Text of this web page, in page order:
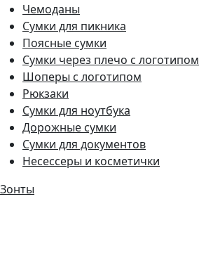
Чемоданы
Сумки для пикника
Поясные сумки
Сумки через плечо с логотипом
Шоперы с логотипом
Рюкзаки
Сумки для ноутбука
Дорожные сумки
Сумки для документов
Несессеры и косметички
Зонты